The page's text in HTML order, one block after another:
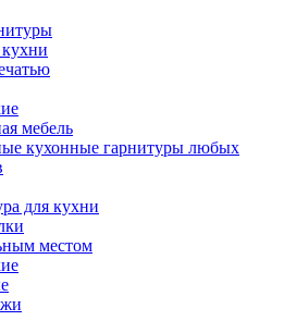
мебель
кухонные гарнитуры любых
для кухни
местом